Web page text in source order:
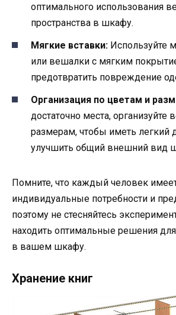
оптимального использования
пространства в шкафу.
Мягкие вставки: Используйте
или вешалки с мягким
предотвратить повреждение
Организация по цветам и
достаточно места,
размерам, чтобы иметь легкий
улучшить общий внешний вид
Помните, что каждый человек
индивидуальные потребности и
поэтому не стесняйтесь
находить оптимальные решения
в вашем шкафу.
Хранение книг